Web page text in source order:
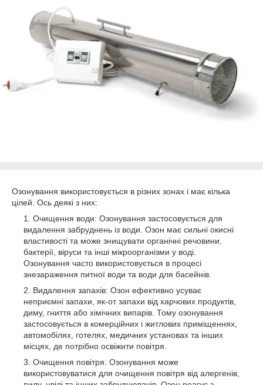
Озонування використовується в різних зонах і має кілька
цілей. Ось деякі з них:
Очищення води: Озонування застосовується для
видалення забруднень із води. Озон має сильні окисні
властивості та може знищувати органічні речовини,
бактерії, віруси та інші мікроорганізми у воді.
Озонування часто використовується в процесі
знезараження питної води та води для басейнів.
Видалення запахів: Озон ефективно усуває
неприємні запахи, як-от запахи від харчових продуктів,
диму, гниття або хімічних випарів. Тому озонування
застосовується в комерційних і житлових приміщеннях,
автомобілях, готелях, медичних установах та інших
місцях, де потрібно освіжити повітря.
Очищення повітря: Озонування може
використовуватися для очищення повітря від алергенів,